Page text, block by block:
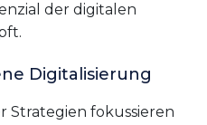
der digitalen
Digitalisierung
Strategien fokussieren